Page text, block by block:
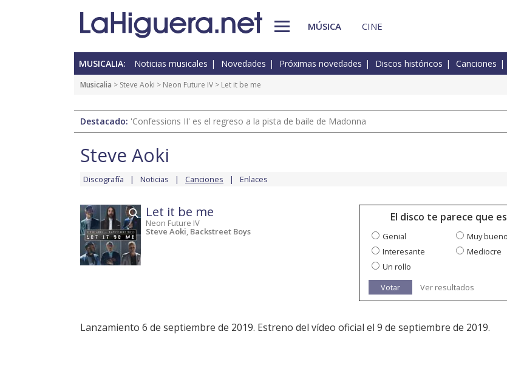
MÚSICA CINE
MUSICALIA: Noticias musicales Novedades Próximas novedades Discos históricos Canciones
Musicalia > Steve Aoki > Neon Future IV > Let it be me
Destacado: 'Confessions II' es el regreso a la pista de baile de Madonna
Steve Aoki
Discografía Noticias Canciones Enlaces
Let it be me
Neon Future IV
Steve Aoki, Backstreet Boys
El disco te parece que
Genial
Muy bueno
Interesante
Mediocre
Un rollo
Votar
Ver resultados
Lanzamiento 6 de septiembre de 2019. Estreno del vídeo oficial el 9 de septiembre de 2019.